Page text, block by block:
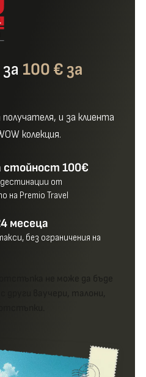
100 € за
и за клиента
колекция.
стойност 100€
от
на Premio Travel
месеца
без ограничения на
отстъпка не може да бъде
с други ваучери, талони,